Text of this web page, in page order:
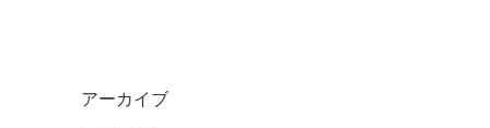
アーカイブ